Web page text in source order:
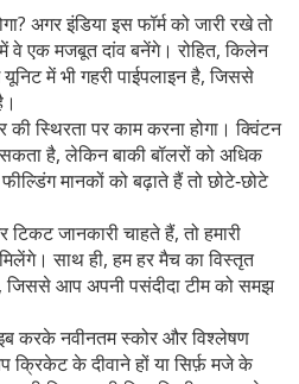
अगर इंडिया इस फॉर्म को जारी रखे तो
वे एक मजबूत दांव बनेंगे। रोहित, किलेन
में भी गहरी पाईपलाइन है, जिससे
की स्थिरता पर काम करना होगा। क्विंटन
है, लेकिन बाकी बॉलरों को अधिक
मानकों को बढ़ाते हैं तो छोटे‑छोटे
जानकारी चाहते हैं, तो हमारी
साथ ही, हम हर मैच का विस्तृत
जिससे आप अपनी पसंदीदा टीम को समझ
करके नवीनतम स्कोर और विश्लेषण
के दीवाने हों या सिर्फ़ मजे के